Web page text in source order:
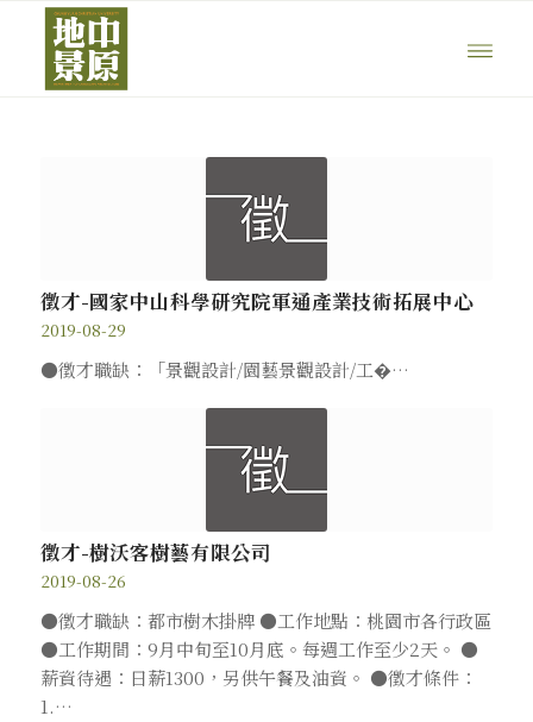
徵才-國家中山科學研究院軍通產業技術拓展中心
2019-08-29
●徵才職缺：「景觀設計/園藝景觀設計/工�…
徵才-樹沃客樹藝有限公司
2019-08-26
●徵才職缺：都市樹木掛牌 ●工作地點：桃園市各行政區
●工作期間：9月中旬至10月底。每週工作至少2天。 ●
薪資待遇：日薪1300，另供午餐及油資。 ●徵才條件：
1.…